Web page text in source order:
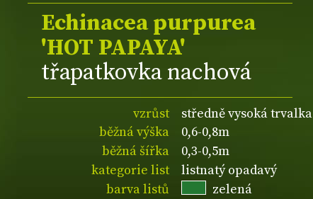
Echinacea purpurea
'HOT PAPAYA'
třapatkovka nachová
vzrůst
středně vysoká trvalka
běžná výška
0,6-0,8m
běžná šířka
0,3-0,5m
kategorie list
listnatý opadavý
barva listů
zelená